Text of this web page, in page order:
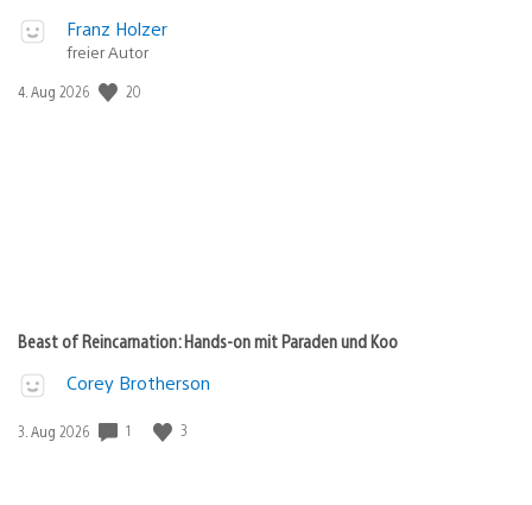
Franz Holzer
freier Autor
Veröffentlichungsdatum:
4. Aug 2026 20
Beast of Reincarnation: Hands-on mit Paraden und Koo
Corey Brotherson
Veröffentlichungsdatum:
3. Aug 2026 1 3